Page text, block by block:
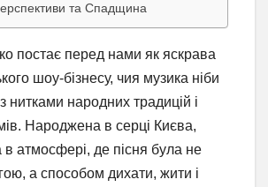
та Спадщина
постає перед нами як яскрава
шоу-бізнесу, чия музика ніби
нитками народних традицій і
Народжена в серці Києва,
атмосфері, де пісня була не
а способом дихати, жити і